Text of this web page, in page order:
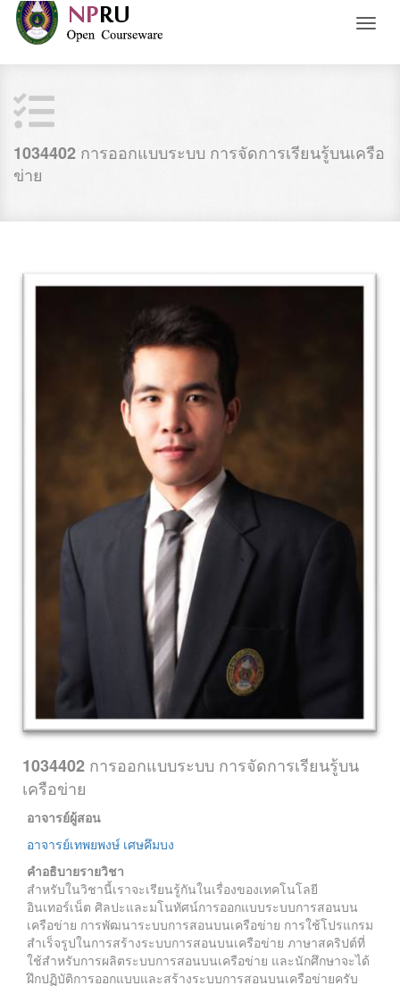
1034402 การออกแบบระบบ การจัดการเรียนรู้บนเครือ
ข่าย
1034402 การออกแบบระบบ การจัดการเรียนรู้บน
เครือข่าย
อาจารย์ผู้สอน
อาจารย์เทพยพงษ์ เศษคึมบง
คำอธิบายรายวิชา
สำหรับในวิชานี้เราจะเรียนรู้กันในเรื่องของเทคโนโลยี
อินเทอร์เน็ต ศิลปะและมโนทัศน์การออกแบบระบบการสอนบน
เครือข่าย การพัฒนาระบบการสอนบนเครือข่าย การใช้โปรแกรม
สำเร็จรูปในการสร้างระบบการสอนบนเครือข่าย ภาษาสคริปต์ที่
ใช้สำหรับการผลิตระบบการสอนบนเครือข่าย และนักศึกษาจะได้
ฝึกปฏิบัติการออกแบบและสร้างระบบการสอนบนเครือข่ายครับ